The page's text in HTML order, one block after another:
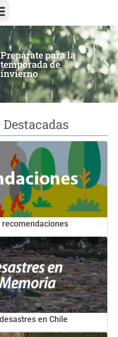
Prepárate para la
temporada de
invierno
en Chile